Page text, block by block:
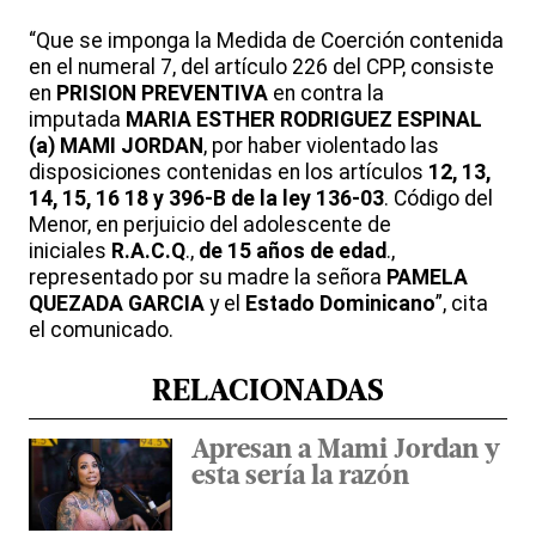
“Que se imponga la Medida de Coerción contenida
en el numeral 7, del artículo 226 del CPP, consiste
en PRISION PREVENTIVA en contra la
imputada MARIA ESTHER RODRIGUEZ ESPINAL
(a) MAMI JORDAN , por haber violentado las
disposiciones contenidas en los artículos 12, 13,
14, 15, 16 18 y 396-B de la ley 136-03. Código del
Menor, en perjuicio del adolescente de
iniciales R.A.C.Q., de 15 años de edad.,
representado por su madre la señora PAMELA
QUEZADA GARCIA y el Estado Dominicano”, cita
el comunicado.
RELACIONADAS
Apresan a Mami Jordan y
esta sería la razón